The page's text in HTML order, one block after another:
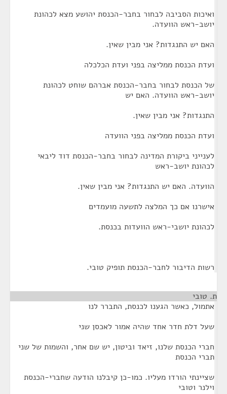
ואיכות הסביבה לבחור בחבר-הכנסת יהושע מצא לכהונת
יושב-ראש הוועדה.
האם יש התנגדות? אני מבין שאין.
ועדת הכנסת ממליצה בפני ועדת הכלכלה
של הכנסת לבחור בחבר-הכנסת אברהם שוחט לכהונת
יושב-ראש הוועדה. האם יש
התנגדות? אני מבין שאין.
ועדת הכנסת ממליצה בפני הוועדה
לענייני ביקורת המדינה לבחור בחבר-הכנסת דוד ליבאי
לכהונת יושב-ראש
הוועדה. האם יש התנגדות? אני מבין שאין.
אישרנו אם כך המלצה לתשעה מועמדים
לכהונת יושבי-ראש הוועדות בכנסת.
רשות הדיבור לחבר-הכנסת תופיק טובי.
ת. טובי
אתמול, כאשר הגענו לכנסת, התברר לנו
שעל דלת חדר אחד שהיה אמור לאכסן שני
חברי הכנסת שלנו, זיאד וביטון, יש שם אחר, והשמות של שני
תברי הכנסת
שציינתי הורדו מעליו. כמו-כן קיבלנו הודעה שחברי-הכנסת
וילנר וטובי